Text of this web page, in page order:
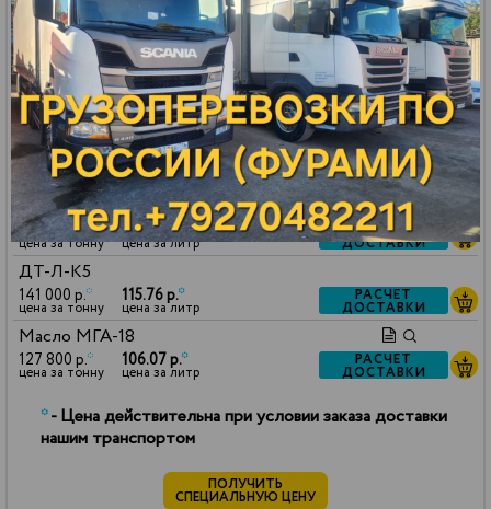
Бензин АИ-95 авто
161 000 р.*
цена за тонну
121.23 р.*
цена за литр
РАСЧЕТ
ДОСТАВКИ
Масло МГ-8
140 000 р.*
цена за тонну
114.80 р.*
цена за литр
РАСЧЕТ
ДОСТАВКИ
Масло VHVI-6
127 800 р.*
цена за тонну
105.43 р.*
цена за литр
РАСЧЕТ
ДОСТАВКИ
Керосин ТС-1
130 000 р.*
цена за тонну
102.70 р.*
цена за литр
РАСЧЕТ
ДОСТАВКИ
ДТ-Л-К5
141 000 р.*
цена за тонну
115.76 р.*
цена за литр
РАСЧЕТ
ДОСТАВКИ
Масло МГА-18
127 800 р.*
цена за тонну
106.07 р.*
цена за литр
РАСЧЕТ
ДОСТАВКИ
*- Цена действительна при условии заказа доставки
нашим транспортом
ПОЛУЧИТЬ
СПЕЦИАЛЬНУЮ ЦЕНУ